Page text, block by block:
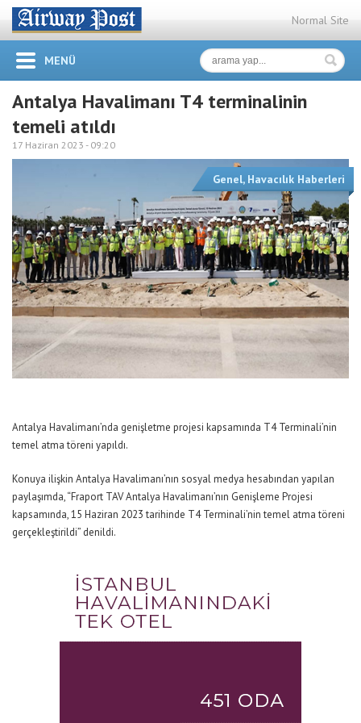
Normal Site
MENÜ
Antalya Havalimanı T4 terminalinin
temeli atıldı
17 Haziran 2023 - 09:20
Genel, Havacılık Haberleri
Antalya Havalimanı’nda genişletme projesi kapsamında T4 Terminali’nin
temel atma töreni yapıldı.
Konuya ilişkin Antalya Havalimanı’nın sosyal medya hesabından yapılan
paylaşımda, “Fraport TAV Antalya Havalimanı’nın Genişleme Projesi
kapsamında, 15 Haziran 2023 tarihinde T4 Terminali’nin temel atma töreni
gerçekleştirildi” denildi.